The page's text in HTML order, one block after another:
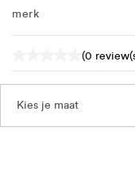
merk
(0
Kies je maat